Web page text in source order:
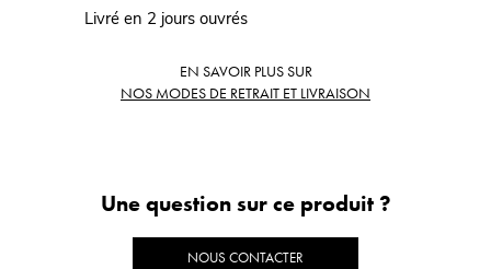
Livré en 2 jours ouvrés
EN SAVOIR PLUS SUR
NOS MODES DE RETRAIT ET LIVRAISON
Une question sur ce produit ?
NOUS CONTACTER